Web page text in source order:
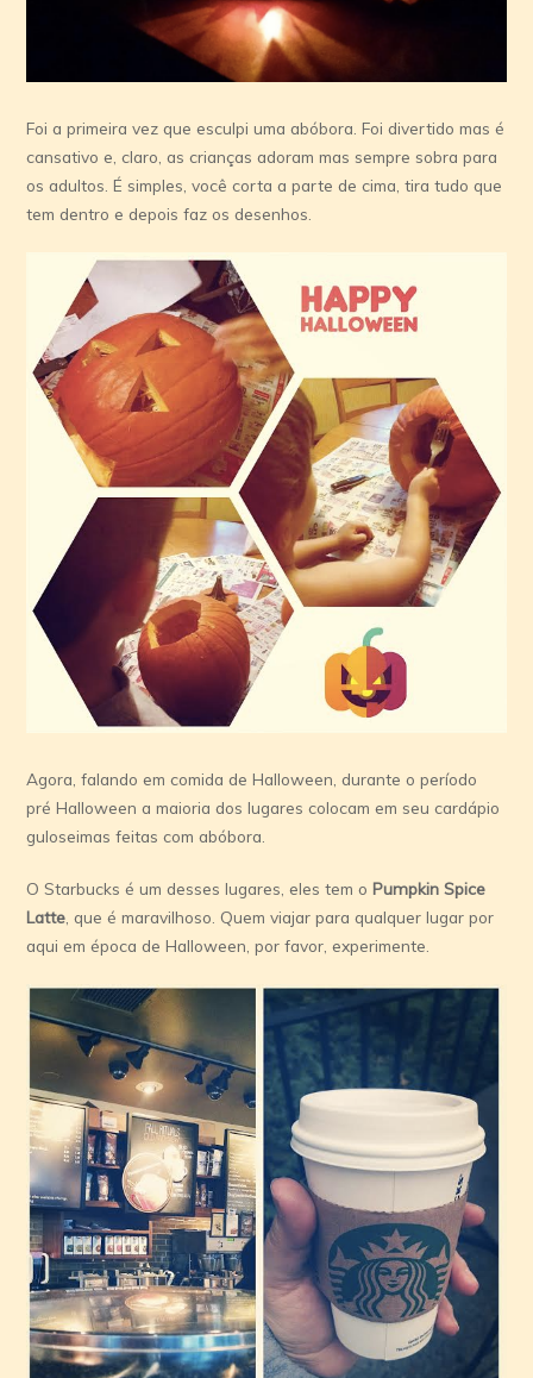
Foi a primeira vez que esculpi uma abóbora. Foi divertido mas é
cansativo e, claro, as crianças adoram mas sempre sobra para
os adultos. É simples, você corta a parte de cima, tira tudo que
tem dentro e depois faz os desenhos.
Agora, falando em comida de Halloween, durante o período
pré Halloween a maioria dos lugares colocam em seu cardápio
guloseimas feitas com abóbora.
O Starbucks é um desses lugares, eles tem oPumpkin Spice
Latte , que é maravilhoso. Quem viajar para qualquer lugar por
aqui em época de Halloween, por favor, experimente.